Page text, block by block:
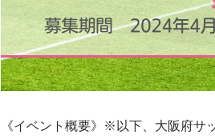
《イベント概要》※以下、大阪府サ